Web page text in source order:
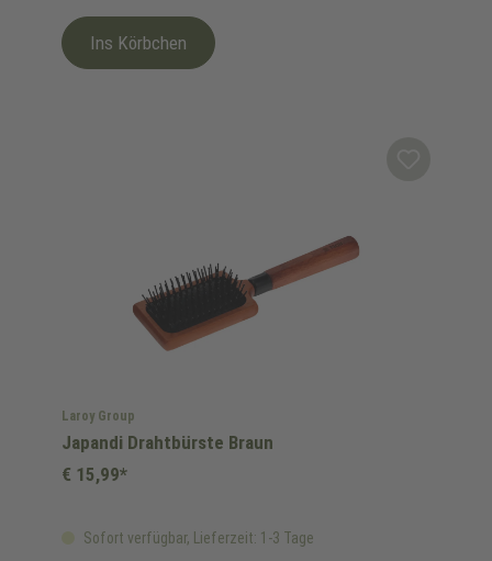
Ins Körbchen
Laroy Group
Japandi Drahtbürste Braun
Sofort verfügbar, Lieferzeit: 1-3 Tage
€ 15,99*